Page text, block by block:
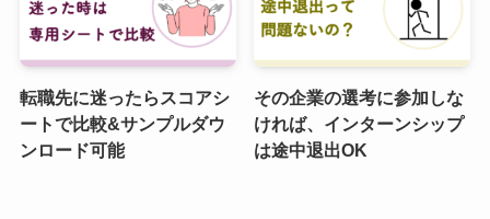
転職先に迷ったらスコアシ
ートで比較&サンプルダウ
ンロード可能
その企業の選考に参加しな
ければ、インターンシップ
は途中退出OK